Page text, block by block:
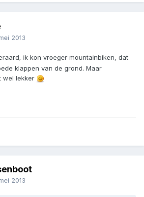
2013
ik kon vroeger mountainbiken, dat
klappen van de grond. Maar
wel lekker
2013